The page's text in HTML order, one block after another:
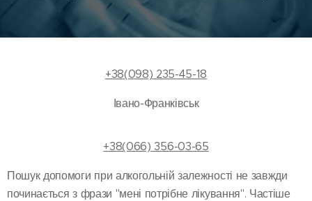
+38(098) 235-45-18
Івано-Франківськ
+38(066) 356-03-65
Пошук допомоги при алкогольній залежності не завжди
починається з фрази "мені потрібне лікування". Частіше